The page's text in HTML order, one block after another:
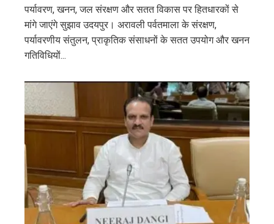
पर्यावरण, खनन, जल संरक्षण और सतत विकास पर हितधारकों से
मांगे जाएंगे सुझाव उदयपुर। अरावली पर्वतमाला के संरक्षण,
पर्यावरणीय संतुलन, प्राकृतिक संसाधनों के सतत उपयोग और खनन
गतिविधियों...